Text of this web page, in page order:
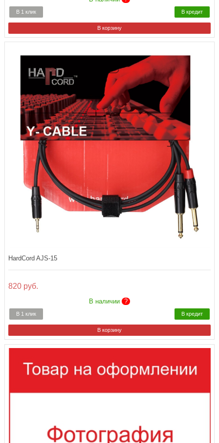
В 1 клик В кредит
HardCord AJS-15
820 руб.
В наличии ?
В 1 клик В кредит